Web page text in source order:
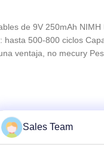
de 9V 250mAh
500-800 ciclos
ventaja, no mecury
Sales Team